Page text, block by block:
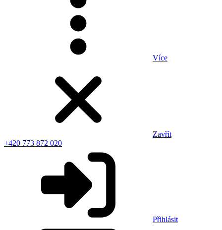
Více
Zavřít
+420 773 872 020
Přihlásit